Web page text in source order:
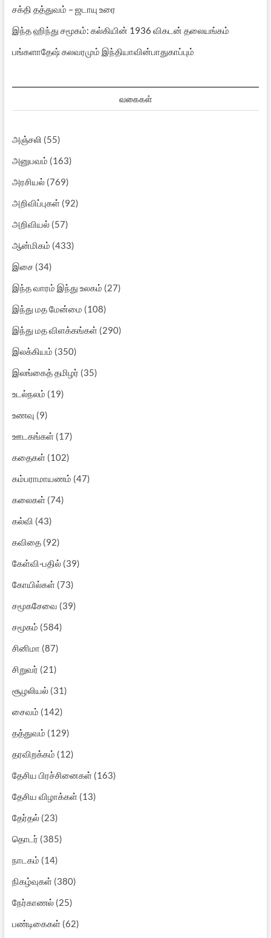
சக்தி தத்துவம் – ஜடாயு உரை
இந்த ஹிந்து சமூகம்: கல்கியின் 1936 விகடன் தலையங்கம்
பங்களாதேஷ் கலவரமும் இந்தியாவின்பாதுகாப்பும்
வகைகள்
அஞ்சலி (55)
அனுபவம் (163)
அரசியல்(769)
அறிவிப்புகள்(92)
அறிவியல்(57)
ஆன்மிகம் (433)
இசை(34)
இந்த வாரம் இந்து உலகம் (27)
இந்து மத மேன்மை (108)
இந்து மத விளக்கங்கள்(290)
இலக்கியம் (350)
இலங்கைத் தமிழர் (35)
உடல்நலம் (19)
உணவு (9)
ஊடகங்கள்(17)
கதைகள்(102)
கம்பராமாயணம் (47)
கலைகள்(74)
கல்வி (43)
கவிதை(92)
கேள்வி-பதில்(39)
கோயில்கள்(73)
சமூகசேவை (39)
சமூகம் (584)
சினிமா (87)
சிறுவர் (21)
சூழலியல்(31)
சைவம் (142)
தத்துவம் (129)
தரவிறக்கம் (12)
தேசிய பிரச்சினைகள்(163)
தேசிய விழாக்கள்(13)
தேர்தல்(23)
தொடர் (385)
நாடகம் (14)
நிகழ்வுகள்(380)
நேர்காணல்(25)
பண்டிகைகள்(62)